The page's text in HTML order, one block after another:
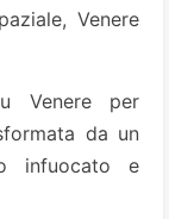
Venere
Venere per
da un
infuocato e